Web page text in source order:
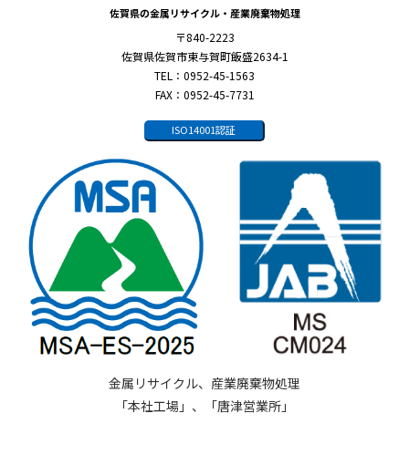
佐賀県の金属リサイクル・産業廃棄物処理
〒840-2223
佐賀県佐賀市東与賀町飯盛2634-1
TEL：0952-45-1563
FAX：0952-45-7731
ISO14001認証
金属リサイクル、産業廃棄物処理
「本社工場」、「唐津営業所」